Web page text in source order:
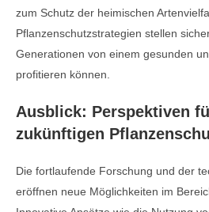
zum Schutz der heimischen
Pflanzenschutzstrategien stellen
Generationen von einem gesunden
profitieren können.
Ausblick: Perspektiven
zukünftigen
Die fortlaufende Forschung und der
eröffnen neue Möglichkeiten im